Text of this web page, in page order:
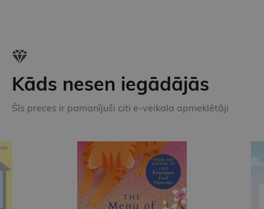
Kāds nesen iegādājās
Šīs preces ir pamanījuši citi e-veikala apmeklētāji